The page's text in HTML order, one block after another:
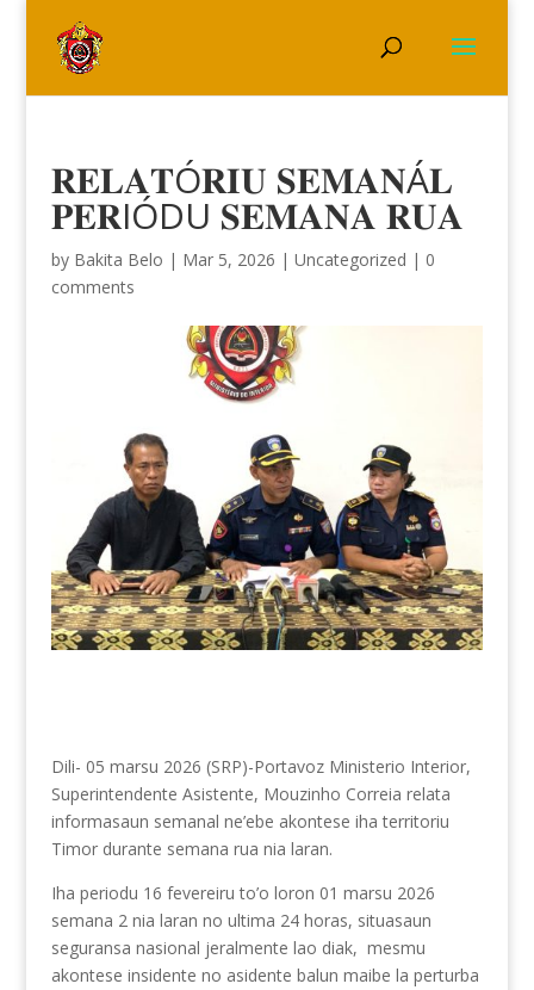
𝐑𝐄𝐋𝐀𝐓Ó𝐑𝐈𝐔 𝐒𝐄𝐌𝐀𝐍Á𝐋
𝐏𝐄𝐑IÓDU 𝐒𝐄𝐌𝐀𝐍𝐀 𝐑𝐔𝐀
by Bakita Belo | Mar 5, 2026 | Uncategorized | 0
comments
Dili- 05 marsu 2026 (SRP)-Portavoz Ministerio Interior,
Superintendente Asistente, Mouzinho Correia relata
informasaun semanal ne’ebe akontese iha territoriu
Timor durante semana rua nia laran.
Iha periodu 16 fevereiru to’o loron 01 marsu 2026
semana 2 nia laran no ultima 24 horas, situasaun
seguransa nasional jeralmente lao diak, mesmu
akontese insidente no asidente balun maibe la perturba